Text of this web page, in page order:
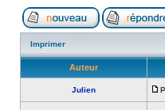
Imprimer
Auteur
Julien